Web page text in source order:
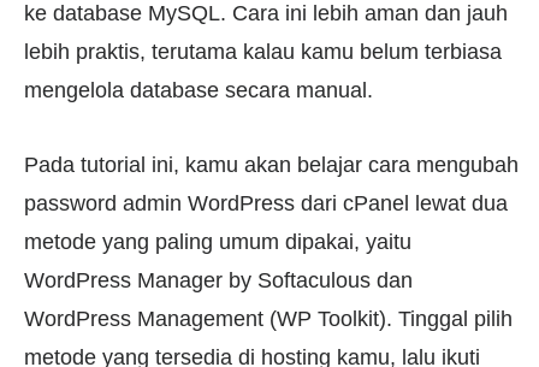
ke database MySQL. Cara ini lebih aman dan jauh
lebih praktis, terutama kalau kamu belum terbiasa
mengelola database secara manual.
Pada tutorial ini, kamu akan belajar cara mengubah
password admin WordPress dari cPanel lewat dua
metode yang paling umum dipakai, yaitu
WordPress Manager by Softaculous dan
WordPress Management (WP Toolkit). Tinggal pilih
metode yang tersedia di hosting kamu, lalu ikuti